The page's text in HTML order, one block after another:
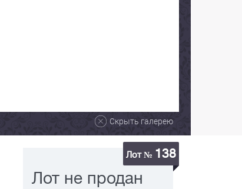
Скрыть галерею
Лот № 138
Лот не продан